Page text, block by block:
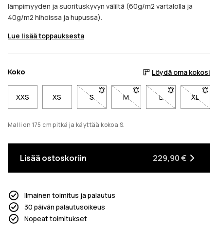
lämpimyyden ja suorituskyvyn väliltä (60g/m2 vartalolla ja
40g/m2 hihoissa ja hupussa).
Lue lisää toppauksesta
Koko Löydä oma kokosi
XXS XS S- Koko S ei ole saatavilla. Napsauta
M- Koko M ei ole saatavilla.
L- Koko L ei ole
XL- Koko
Malli on 175 cm pitkä ja käyttää kokoa S.
Lisää ostoskoriin 229,90 €
Ilmainen toimitus ja palautus
30 päivän palautusoikeus
Nopeat toimitukset